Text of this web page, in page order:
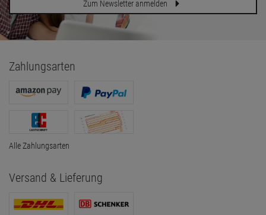
Zum Newsletter anmelden
Zahlungsarten
Alle Zahlungsarten
Versand & Lieferung